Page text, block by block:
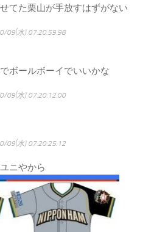
てた栗山が手放すはずがない
09(水) 07:20:59.98
ボールボーイでいいかな
09(水) 07:20:12.00
09(水) 07:20:25.12
ニやから